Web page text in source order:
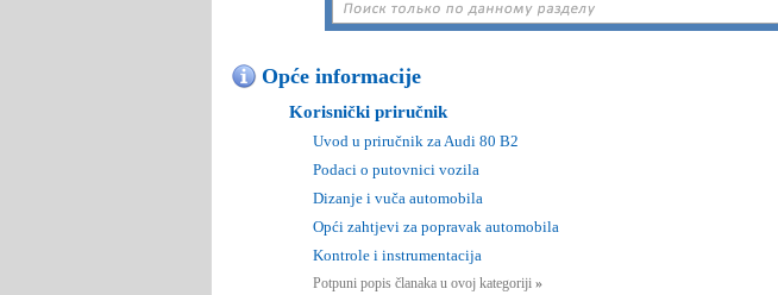
Opće informacije
Korisnički priručnik
Uvod u priručnik za Audi 80 B2
Podaci o putovnici vozila
Dizanje i vuča automobila
Opći zahtjevi za popravak automobila
Kontrole i instrumentacija
Potpuni popis članaka u ovoj kategoriji »